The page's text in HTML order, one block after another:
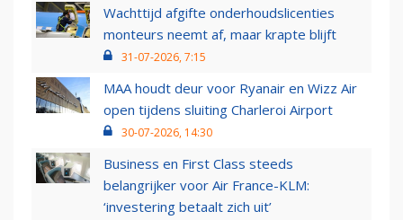
Wachttijd afgifte onderhoudslicenties
monteurs neemt af, maar krapte blijft
31-07-2026, 7:15
MAA houdt deur voor Ryanair en Wizz Air
open tijdens sluiting Charleroi Airport
30-07-2026, 14:30
Business en First Class steeds
belangrijker voor Air France-KLM:
‘investering betaalt zich uit’